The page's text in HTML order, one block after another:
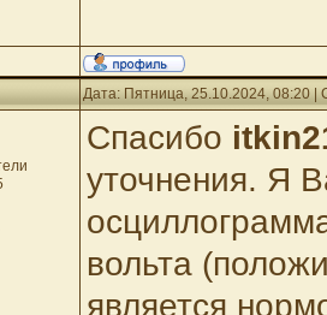
Дата: Пятница, 25.10.2024, 08:20
Спасибо
уточнения. Я
вольта
является